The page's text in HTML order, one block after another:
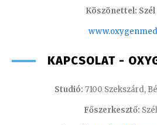
Köszönettel:
KAPCSOLAT -
Studió: 7100 Szekszárd,
Főszerkesztő: